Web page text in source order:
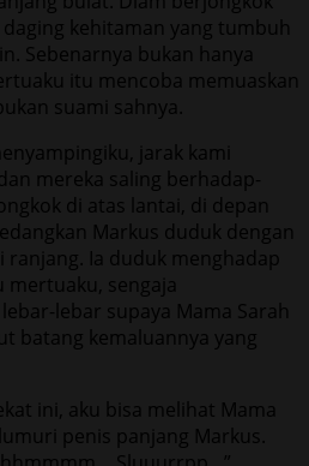
kehitaman yang tumbuh
Sebenarnya bukan hanya
itu mencoba memuaskan
suami sahnya.
jarak kami
mereka saling berhadap-
di atas lantai, di depan
Markus duduk dengan
ranjang. Ia duduk menghadap
mertuaku, sengaja
lebar supaya Mama Sarah
batang kemaluannya yang
ini, aku bisa melihat Mama
penis panjang Markus.